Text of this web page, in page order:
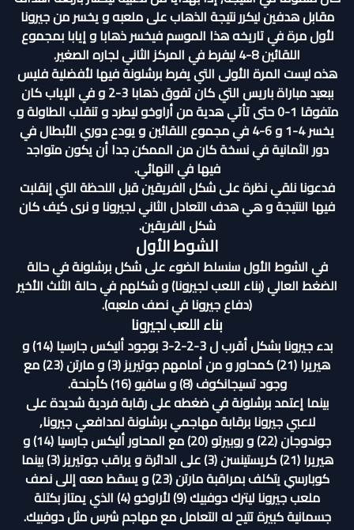
مقابل هدفين ليكرر نتيجة الذهاب على ملعبه و يخسر من جيرونا
لأول مرة في تاريخه هذا الموسم فيخسر ذهابا و إيابا بمجموع
اللقائين 8-4 ليفرط في المركز الثاني لجاره الصغير.
هذه ليست المرة الأولى التي يفرط برشلونة فيها لأفضلية فليس
ببعيد مباراة باريس التي كان تفوق ذهابا 3-2 و في الإياب كان
متفوقا 1-0 حتى تأتي هدية من أراوخو ليطرد و تنقلب الطاولة و
يخسر 4-1 و 6-4 في مجموع اللقائين و يودع دوري الأبطال في
دور الثمانية في نسخة كان من الممكن جدا أن يكون متواجد
فيها في النهائي.
فدعونا نلقي نظرة على شكل الفريقين قبل اللحظة التي إنقلبت
فيها النتيجة و هي هدف التعادل الثاني لجيرونا و نرى كيف كان
شكل الفريقين.
الشوط الأول
في الشوط الأول سنسلط الضوء على شكل برشلونة في حالة
الضغط العالي (بناء اللعب لجيرونا) و شكلهم في حالة الثلث الأخير
(دفاع جيرونا في نصف ملعبه).
بناء اللعب لجيرونا
بدء جيرونا بشكل أقرب ل 3-2-2-3 بوجود أليكس جارسيا (14) و
هيريرا (21) كمحاور و من أمامهم جوتيريز (3) و مارتن (23) مع
وجود تسيجانكوف (8) و سافيو (16) كأجنحة.
بينما إعتمد برشلونة في ضغطه على رقابة فردية شديدة على
لاعبي جيرونا برقابة مهاجمي برشلونة لمدافعي جيرونا,
جوندوجان (22) و روبيرتو (20) مع المحاور أليكس جارسيا (14) و
هيريرا (21) كريستينسن (3) على الدائرة و يراقب جوتيريز (3) بينما
كوبارسي يتكلف بمراقبة مارتن (23) و يسقط معه إللى نصف
ملعب جيرونا ليترك دوفبيك (9) لأراوخو (4) الذي يمتاز بكتلة
جسمانية كبيرة تتيح له التعامل مع مهاجم شرس مثل دوفبيك.